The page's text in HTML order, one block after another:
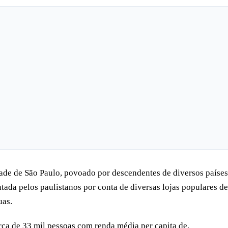
de São Paulo, povoado por descendentes de diversos países
pelos paulistanos por conta de diversas lojas populares de
de 33 mil pessoas com renda média per capita de,